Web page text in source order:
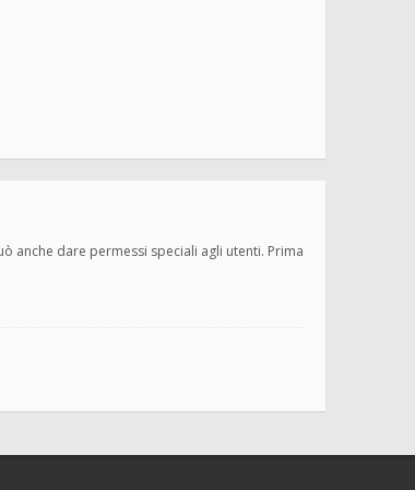
anche dare permessi speciali agli utenti. Prima